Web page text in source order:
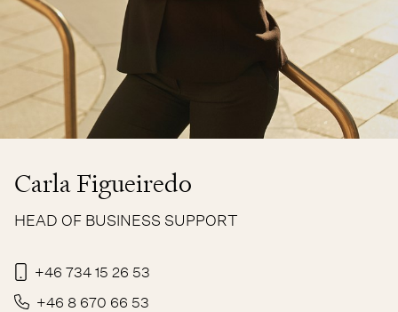
Carla Figueiredo
HEAD OF BUSINESS SUPPORT
+46 734 15 26 53
+46 8 670 66 53